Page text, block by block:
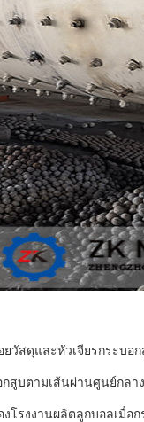
สดุและหัวเจียรกระบ
สูบตามเส้นผ่านศูนย์ก
รงงานผลิตลูกบอลเมื่อ